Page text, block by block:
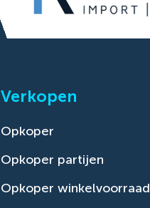
Verkopen
Opkoper
Opkoper partijen
Opkoper winkelvoorraad